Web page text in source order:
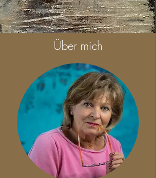
Über mich